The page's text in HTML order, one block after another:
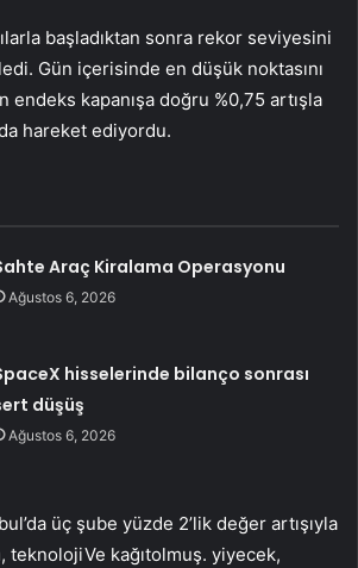
başladıktan sonra rekor seviyesini
Gün içerisinde en düşük noktasını
endeks kapanışa doğru %0,75 artışla
hareket ediyordu.
Araç Kiralama Operasyonu
Ağustos 6, 2026
hisselerinde bilanço sonrası
düşüş
Ağustos 6, 2026
üç şube yüzde 2’lik değer artışıyla
, teknolojiVe kağıtolmuş. yiyecek,